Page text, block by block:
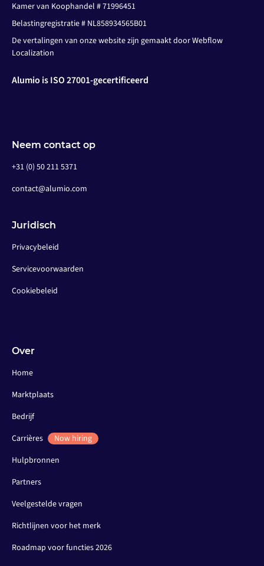
Kamer van Koophandel # 71996451
Belastingregistratie # NL858934565B01
De vertalingen van onze website zijn gemaakt door Webflow
Localization
Alumio is ISO 27001-gecertificeerd
Neem contact op
+31 (0) 50 211 5371
contact@alumio.com
Juridisch
Privacybeleid
Servicevoorwaarden
Cookiebeleid
Over
Home
Marktplaats
Bedrijf
Carrières
Now hiring
Hulpbronnen
Partners
Veelgestelde vragen
Richtlijnen voor het merk
Roadmap voor functies 2026